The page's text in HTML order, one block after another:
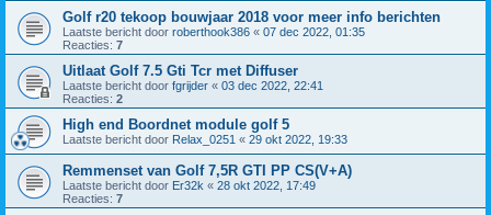
Golf r20 tekoop bouwjaar 2018 voor meer info berichten
Laatste bericht door roberthook386 « 07 dec 2022, 01:35
Reacties: 7
Uitlaat Golf 7.5 Gti Tcr met Diffuser
Laatste bericht door fgrijder « 03 dec 2022, 22:41
Reacties: 2
High end Boordnet module golf 5
Laatste bericht door Relax_0251 « 29 okt 2022, 19:33
Remmenset van Golf 7,5R GTI PP CS(V+A)
Laatste bericht door Er32k « 28 okt 2022, 17:49
Reacties: 7